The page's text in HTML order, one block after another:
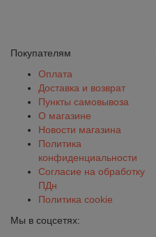
Покупателям
Оплата
Доставка и возврат
Пункты самовывоза
О магазине
Новости магазина
Политика
конфиденциальности
Согласие на обработку
ПДн
Политика cookie
Мы в соцсетях: